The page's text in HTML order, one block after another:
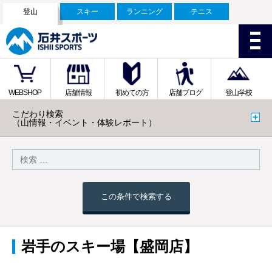
登山 スキー ランニング テニス
WEBSHOP 店舗情報 初めての方 店舗ブログ 登山学校
こだわり検索
（山情報・イベント・体験レポート）
この条件で検索する
岩手のスキー場【盛岡店】